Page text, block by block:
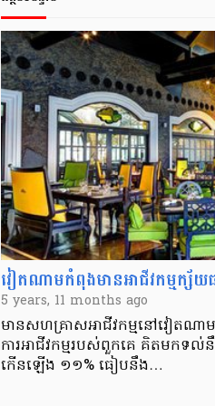
វៀតណាមកំពុងមានអាជីវកម្មក្ស័យ
5 years, 11 months ago
មានសហគ្រាសអាជីវកម្មនៅវៀតណាម​
ការអាជីវកម្មរបស់ពួកគេ គិតមកទ
កើនឡើង ១១% ធៀបនឹង…